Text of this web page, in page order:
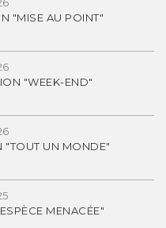
"MISE AU POINT"
"WEEK-END"
"TOUT UN MONDE"
MENACÉE"